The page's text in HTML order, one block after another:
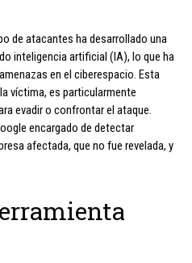
de atacantes ha desarrollado una
inteligencia artificial (IA), lo que ha
en el ciberespacio. Esta
víctima, es particularmente
evadir o confrontar el ataque.
encargado de detectar
afectada, que no fue revelada, y